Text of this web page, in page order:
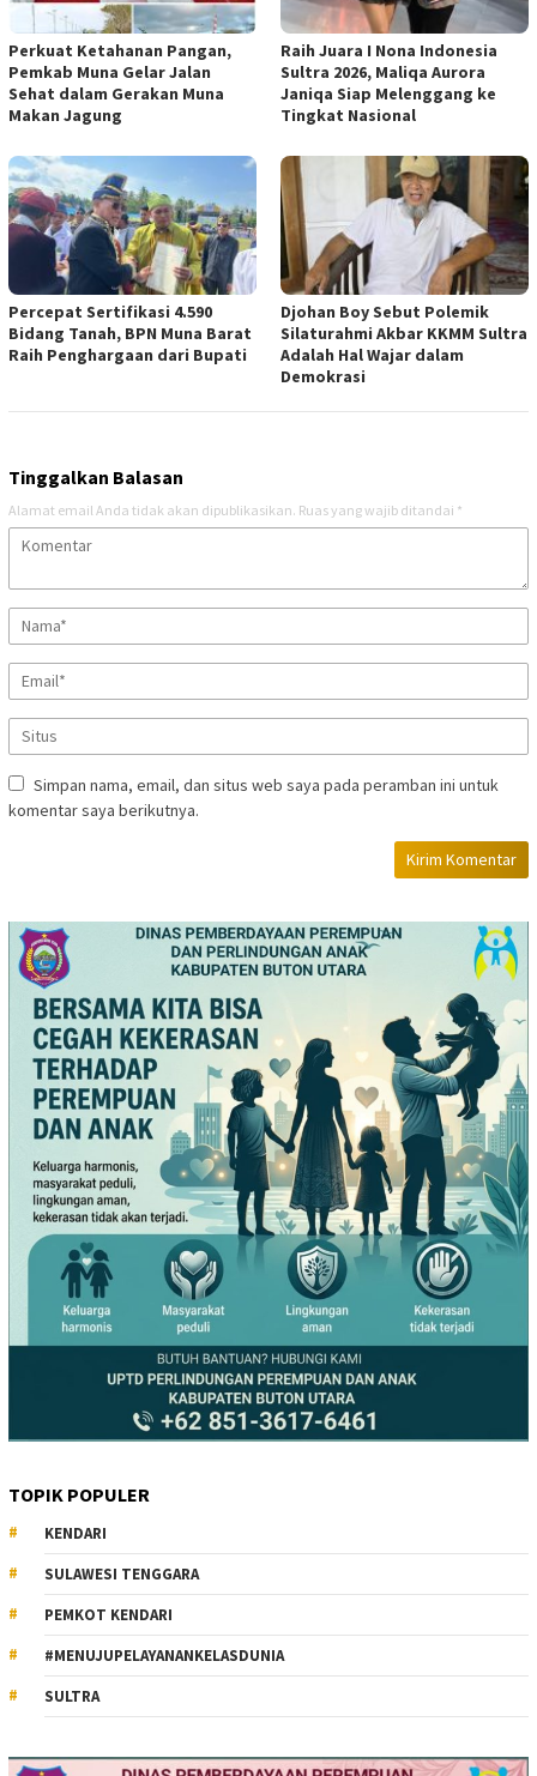
Perkuat Ketahanan Pangan,
Pemkab Muna Gelar Jalan
Sehat dalam Gerakan Muna
Makan Jagung
Raih Juara I Nona Indonesia
Sultra 2026, Maliqa Aurora
Janiqa Siap Melenggang ke
Tingkat Nasional
Percepat Sertifikasi 4.590
Bidang Tanah, BPN Muna Barat
Raih Penghargaan dari Bupati
Djohan Boy Sebut Polemik
Silaturahmi Akbar KKMM Sultra
Adalah Hal Wajar dalam
Demokrasi
Tinggalkan Balasan
Alamat email Anda tidak akan dipublikasikan. Ruas yang wajib ditandai *
Simpan nama, email, dan situs web saya pada peramban ini untuk
komentar saya berikutnya.
TOPIK POPULER
KENDARI
SULAWESI TENGGARA
PEMKOT KENDARI
#MENUJUPELAYANANKELASDUNIA
SULTRA